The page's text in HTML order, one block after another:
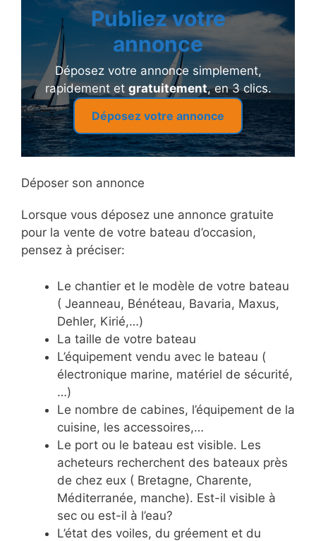
Publiez votre
annonce
Déposez votre annonce simplement,
rapidement et gratuitement, en 3 clics.
Déposez votre annonce
Déposer son annonce
Lorsque vous déposez une annonce gratuite
pour la vente de votre bateau d’occasion,
pensez à préciser:
Le chantier et le modèle de votre bateau
( Jeanneau, Bénéteau, Bavaria, Maxus,
Dehler, Kirié,…)
La taille de votre bateau
L’équipement vendu avec le bateau (
électronique marine, matériel de sécurité,
…)
Le nombre de cabines, l’équipement de la
cuisine, les accessoires,…
Le port ou le bateau est visible. Les
acheteurs recherchent des bateaux près
de chez eux ( Bretagne, Charente,
Méditerranée, manche). Est-il visible à
sec ou est-il à l’eau?
L’état des voiles, du gréement et du